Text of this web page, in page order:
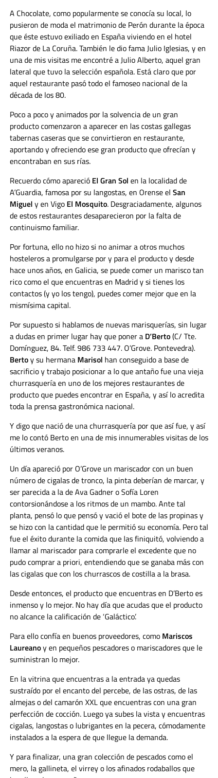
A Chocolate, como popularmente se conocía su local, lo
pusieron de moda el matrimonio de Perón durante la época
que éste estuvo exiliado en España viviendo en el hotel
Riazor de La Coruña. También le dio fama Julio Iglesias, y en
una de mis visitas me encontré a Julio Alberto, aquel gran
lateral que tuvo la selección española. Está claro que por
aquel restaurante pasó todo el famoseo nacional de la
década de los 80.
Poco a poco y animados por la solvencia de un gran
producto comenzaron a aparecer en las costas gallegas
tabernas caseras que se convirtieron en restaurante,
aportando y ofreciendo ese gran producto que ofrecían y
encontraban en sus rías.
Recuerdo cómo apareció El Gran Sol en la localidad de
A’Guardia, famosa por su langostas, en Orense el San
Miguel y en Vigo El Mosquito. Desgraciadamente, algunos
de estos restaurantes desaparecieron por la falta de
continuismo familiar.
Por fortuna, ello no hizo si no animar a otros muchos
hosteleros a promulgarse por y para el producto y desde
hace unos años, en Galicia, se puede comer un marisco tan
rico como el que encuentras en Madrid y si tienes los
contactos (y yo los tengo), puedes comer mejor que en la
mismísima capital.
Por supuesto si hablamos de nuevas marisquerías, sin lugar
a dudas en primer lugar hay que poner a D’Berto(C/ Tte.
Domínguez, 84. Telf. 986 733 447. O’Grove. Pontevedra).
Bertoy su hermana Marisol han conseguido a base de
sacrificio y trabajo posicionar a lo que antaño fue una vieja
churrasquería en uno de los mejores restaurantes de
producto que puedes encontrar en España, y así lo acredita
toda la prensa gastronómica nacional.
Y digo que nació de una churrasquería por que así fue, y así
me lo contó Berto en una de mis innumerables visitas de los
últimos veranos.
Un día apareció por O’Grove un mariscador con un buen
número de cigalas de tronco, la pinta deberían de marcar, y
ser parecida a la de Ava Gadner o Sofía Loren
contorsionándose a los ritmos de un mambo. Ante tal
planta, pensó lo que pensó y vació el bote de las propinas y
se hizo con la cantidad que le permitió su economía. Pero tal
fue el éxito durante la comida que las finiquitó, volviendo a
llamar al mariscador para comprarle el excedente que no
pudo comprar a priori, entendiendo que se ganaba más con
las cigalas que con los churrascos de costilla a la brasa.
Desde entonces, el producto que encuentras en D’Berto es
inmenso y lo mejor. No hay día que acudas que el producto
no alcance la calificación de ‘Galáctico’.
Para ello confía en buenos proveedores, como Mariscos
Laureanoy en pequeños pescadores o mariscadores que le
suministran lo mejor.
En la vitrina que encuentras a la entrada ya quedas
sustraído por el encanto del percebe, de las ostras, de las
almejas o del camarón XXL que encuentras con una gran
perfección de cocción. Luego ya subes la vista y encuentras
cigalas, langostas o lubrigantes en la pecera, cómodamente
instalados a la espera de que llegue la demanda.
Y para finalizar, una gran colección de pescados como el
mero, la gallineta, el virrey o los afinados rodaballos que